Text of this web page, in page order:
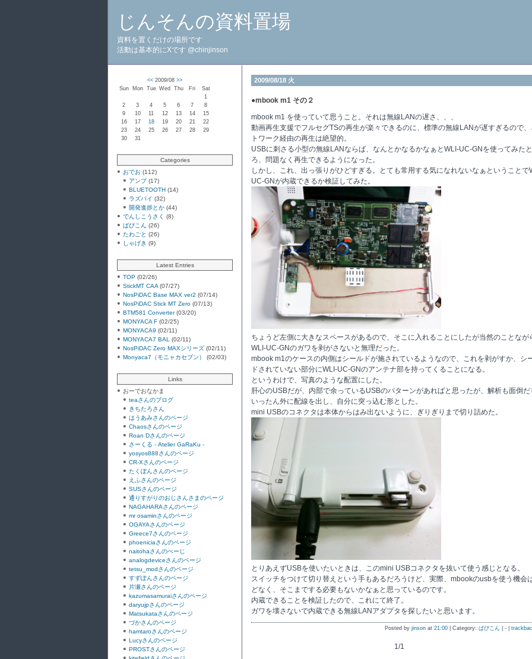
じんそんの資料置場
資料を置くだけの場所です
活動は基本的にXです @chinjinson
<< 2009/08 >>
Sun
Mon Tue Wed Thu Fri
Sat
1
2
3 4 5 6 7
8
9
10 11 12 13 14
15
16
17 18 19 20 21
22
23
24 25 26 27 28
29
30
31
Categories
おでお (112)
アンプ(17)
BLUETOOTH (14)
ラズパイ (32)
開発進捗とか (44)
でんしこうさく (8)
ぱぴこん (26)
たわごと (26)
しゃげき (9)
Latest Entries
TOP (02/26)
StickMT CAA (07/27)
NosPiDAC Base MAX ver2 (07/14)
NosPiDAC Stick MT Zero (07/13)
BTM581 Converter(03/20)
MONYACA F (02/25)
MONYACA9 (02/11)
MONYACA7 BAL
(02/11)
NosPiDAC Zero MAXシリーズ (02/11)
Monyaca7（モニャカセブン）
(02/03)
Links
おーでおなかま
teaさんのブログ
きちたろさん
はうあみさんのページ
Chaosさんのページ
Roan Dさんのページ
さーくる - Atelier GaRaKu -
yosyos888さんのページ
CR-Xさんのページ
たくぼんさんのページ
えふさんのページ
SUSさんのページ
通りすがりのおじさんさまのページ
NAGAHARAさんのページ
mr osaminさんのページ
OGAYAさんのページ
Greece7さんのページ
phoeniciaさんのページ
naitohaさんのぺーじ
analogdeviceさんのページ
tetsu_modさんのページ
すずぽんさんのページ
片瀬さんのページ
kazumasamuraiさんのページ
daryujpさんのページ
Matsukataさんのページ
づかさんのページ
hamtaroさんのページ
Lucyさんのページ
PROSTさんのページ
2009/08/18 火
●mbook m1 その２
mbook m1 を使っていて思うこと。それは無線LANの遅さ、、、
動画再生支援でフルセグTSの再生が楽々できるのに、標準の無線LANが遅すぎるので、
トワーク経由の再生は絶望的。
USBに刺さる小型の無線LANならば、なんとかなるかなぁとWLI-UC-GNを使ってみた
ろ、問題なく再生できるようになった。
しかし、これ、出っ張りがひどすぎる。とても常用する気になれないなぁということで
UC-GNが内蔵できるか検証してみた。
ちょうど左側に大きなスペースがあるので、そこに入れることにしたが当然のことなが
WLI-UC-GNのガワを剥がさないと無理だった。
mbook m1のケースの内側はシールドが施されているようなので、これを剥がすか、シ
ドされていない部分にWLI-UC-GNのアンテナ部を持ってくることになる。
というわけで、写真のような配置にした。
肝心のUSBだが、内部で余っているUSBのパターンがあればと思ったが、解析も面倒だ
いったん外に配線を出し、自分に突っ込む形とした。
mini USBのコネクタは本体からはみ出ないように、ぎりぎりまで切り詰めた。
とりあえずUSBを使いたいときは、このmini USBコネクタを抜いて使う感じとなる。
スイッチをつけて切り替えという手もあるだろうけど、実際、mbookのusbを使う機会
どなく、そこまでする必要もないかなぁと思っているのです。
内蔵できることを検証したので、これにて終了。
ガワを壊さないで内蔵できる無線LANアダプタを探したいと思います。
Posted by jinson at 21:00 | Category: ぱぴこん | - |
1/1